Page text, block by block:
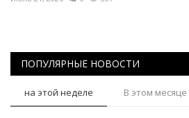
ПОПУЛЯРНЫЕ НОВОСТИ
на этой неделе В этом месяце